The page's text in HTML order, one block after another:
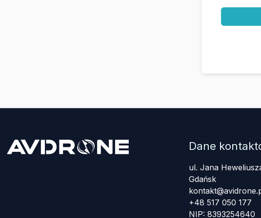
Dane
ul. Jana
Gdańsk
+48 517 050 177
NIP: 8393254640